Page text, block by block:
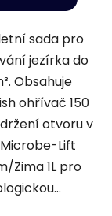
sada pro
jezírka do
Obsahuje
ohřívač 150
otvoru v
Lift
Zima 1L pro